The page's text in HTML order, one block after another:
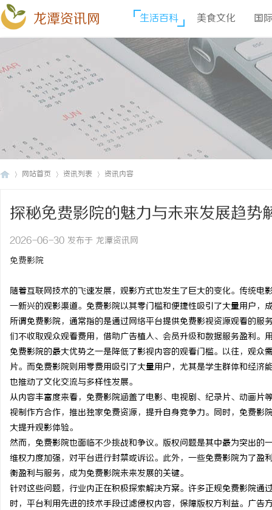
龙潭资讯网 生活百科 美食文化 国
网站首页 资讯列表 资讯内容
探秘免费影院的魅力与未来发展趋势
2026-06-30 发布于 龙潭资讯网
免费影院
随着互联网技术的飞速发展，观影方式也发生了巨大的变化。传统
一新兴的观影渠道。免费影院以其零门槛和便捷性吸引了大量用户，
所谓免费影院，通常指的是通过网络平台提供免费影视资源观看的
们不收取观众观看费用，借助广告植入、会员升级和数据服务盈利。
免费影院的最大优势之一是降低了影视内容的观看门槛。以往，观
片。而免费影院则用零费用吸引了大量用户，尤其是学生群体和经
也推动了文化交流与多样性发展。
从内容丰富度来看，免费影院涵盖了电影、电视剧、纪录片、动画
视制作方合作，推出独家免费资源，提升自身竞争力。同时，免费
大提升观影体验。
然而，免费影院也面临不少挑战和争议。版权问题是其中最为突出
维权力度加强，对平台进行封禁或诉讼。此外，一些免费影院为了
衡盈利与服务，成为免费影院未来发展的关键。
针对这些问题，行业内正在积极探索解决方案。许多正规免费影院
时，平台利用先进的技术手段过滤侵权内容，保障版权方利益。广